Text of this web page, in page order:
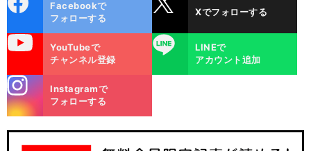
ok
Facebookで
フォローする
Xでフォローする
YouTubeで
チャンネル登録
LINE
LINEで
アカウント追加
m
Instagramで
フォローする